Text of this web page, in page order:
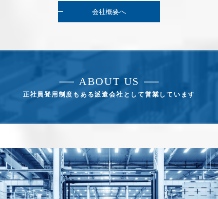
会社概要へ
正社員登用制度もある派遣会社として営業しています
ABOUT US